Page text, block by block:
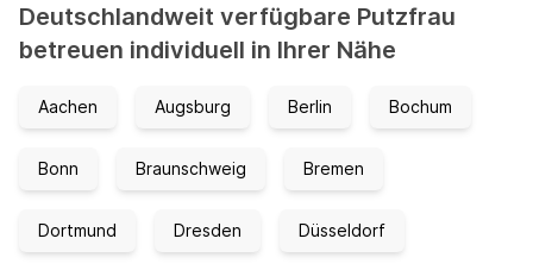
Deutschlandweit verfügbare Putzfrau
betreuen individuell in Ihrer Nähe
Aachen Augsburg Berlin Bochum
Bonn Braunschweig Bremen
Dortmund Dresden Düsseldorf